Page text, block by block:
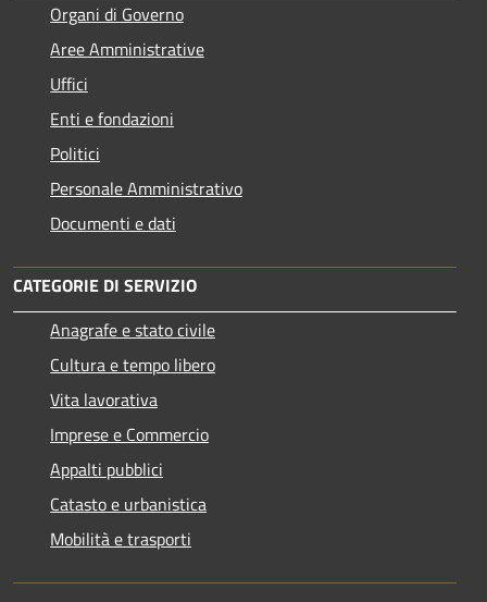
Organi di Governo
Aree Amministrative
Uffici
Enti e fondazioni
Politici
Personale Amministrativo
Documenti e dati
CATEGORIE DI SERVIZIO
Anagrafe e stato civile
Cultura e tempo libero
Vita lavorativa
Imprese e Commercio
Appalti pubblici
Catasto e urbanistica
Mobilità e trasporti